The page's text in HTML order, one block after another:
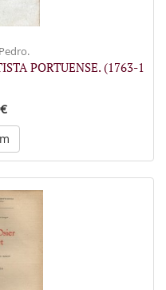
PORTUENSE. (1763-1